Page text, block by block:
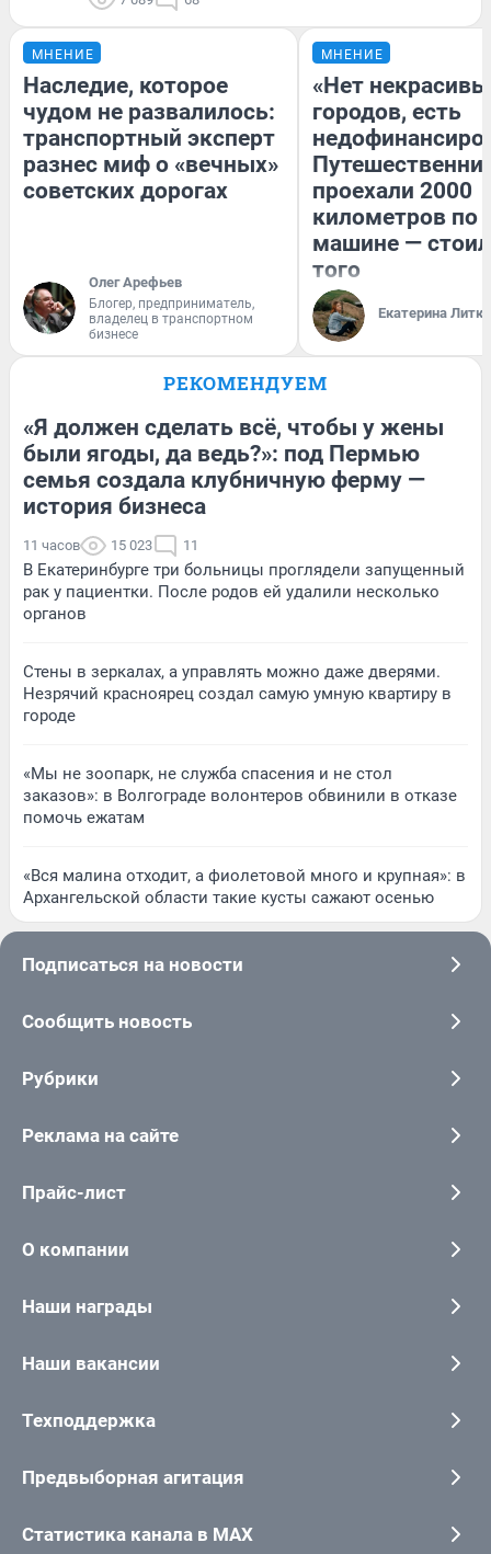
МНЕНИЕ
Наследие, которое
чудом не развалилось:
транспортный эксперт
разнес миф о «вечных»
советских дорогах
Олег Арефьев
Блогер, предприниматель,
владелец в транспортном
бизнесе
МНЕНИЕ
«Нет
городов, есть
проехали 2000
километров по
машине —
того
Екатерина
РЕКОМЕНДУЕМ
«Я должен сделать всё, чтобы у жены
были ягоды, да ведь?»: под Пермью
семья создала клубничную ферму —
история бизнеса
11 часов 15 023 11
В Екатеринбурге три больницы проглядели запущенный
рак у пациентки. После родов ей удалили несколько
органов
Стены в зеркалах, а управлять можно даже дверями.
Незрячий красноярец создал самую умную квартиру в
городе
«Мы не зоопарк, не служба спасения и не стол
заказов»: в Волгограде волонтеров обвинили в отказе
помочь ежатам
«Вся малина отходит, а фиолетовой много и крупная»: в
Архангельской области такие кусты сажают осенью
Подписаться на новости
Сообщить новость
Рубрики
Реклама на сайте
Прайс-лист
О компании
Наши награды
Наши вакансии
Техподдержка
Предвыборная агитация
Статистика канала в MAX